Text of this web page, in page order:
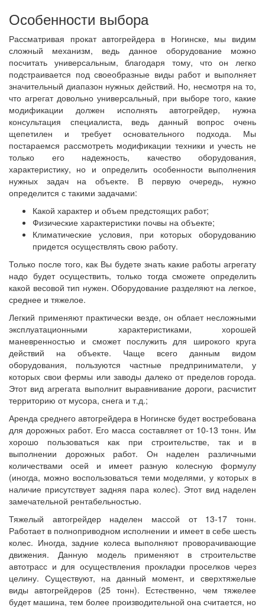
Особенности выбора
Рассматривая прокат автогрейдера в Ногинске, мы видим
сложный механизм, ведь данное оборудование можно
посчитать универсальным, благодаря тому, что он легко
подстраивается под своеобразные виды работ и выполняет
значительный диапазон нужных действий. Но, несмотря на то,
что агрегат довольно универсальный, при выборе того, какие
модификации должен исполнять автогрейдер, нужна
консультация специалиста, ведь данный вопрос очень
щепетилен и требует основательного подхода. Мы
постараемся рассмотреть модификации техники и учесть не
только его надежность, качество оборудования,
характеристику, но и определить особенности выполнения
нужных задач на объекте. В первую очередь, нужно
определится с такими задачами:
Какой характер и объем предстоящих работ;
Физические характеристики почвы на объекте;
Климатические условия, при которых оборудованию
придется осуществлять свою работу.
Только после того, как Вы будете знать какие работы агрегату
надо будет осуществить, только тогда сможете определить
какой весовой тип нужен. Оборудование разделяют на легкое,
среднее и тяжелое.
Легкий применяют практически везде, он облает несложными
эксплуатационными характеристиками, хорошей
маневренностью и сможет послужить для широкого круга
действий на объекте. Чаще всего данным видом
оборудования, пользуются частные предприниматели, у
которых свои фермы или заводы далеко от пределов города.
Этот вид агрегата выполнит выравнивание дороги, расчистит
территорию от мусора, снега и т.д.;
Аренда среднего автогрейдера в Ногинске будет востребована
для дорожных работ. Его масса составляет от 10-13 тонн. Им
хорошо пользоваться как при строительстве, так и в
выполнении дорожных работ. Он наделен различными
количествами осей и имеет разную колесную формулу
(иногда, можно воспользоваться теми моделями, у которых в
наличие присутствует задняя пара колес). Этот вид наделен
замечательной рентабельностью.
Тяжелый автогрейдер наделен массой от 13-17 тонн.
Работает в полноприводном исполнении и имеет в себе шесть
колес. Иногда, задние колеса выполняют проворачивающие
движения. Данную модель применяют в строительстве
автотрасс и для осуществления прокладки проселков через
целину. Существуют, на данный момент, и сверхтяжелые
виды автогрейдеров (25 тонн). Естественно, чем тяжелее
будет машина, тем более производительной она считается, но